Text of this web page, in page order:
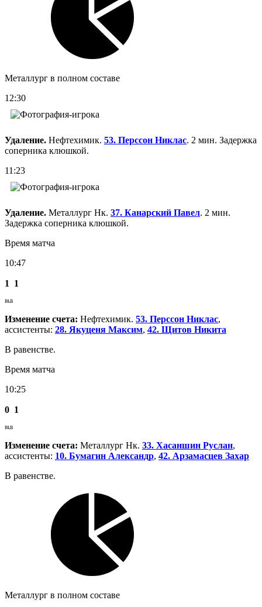
Металлург в полном составе
12:30
Удаление. Нефтехимик. 53. Перссон Никлас. 2 мин. Задержка
соперника клюшкой.
11:23
Удаление. Металлург Нк. 37. Канарский Павел. 2 мин.
Задержка соперника клюшкой.
Время матча
10:47
1 1
РАВ
Изменение счета: Нефтехимик. 53. Перссон Никлас,
ассистенты: 28. Якуценя Максим, 42. Щитов Никита
В равенстве.
Время матча
10:25
0 1
РАВ
Изменение счета: Металлург Нк. 33. Хасаншин Руслан,
ассистенты: 10. Бумагин Александр, 42. Арзамасцев Захар
В равенстве.
Металлург в полном составе